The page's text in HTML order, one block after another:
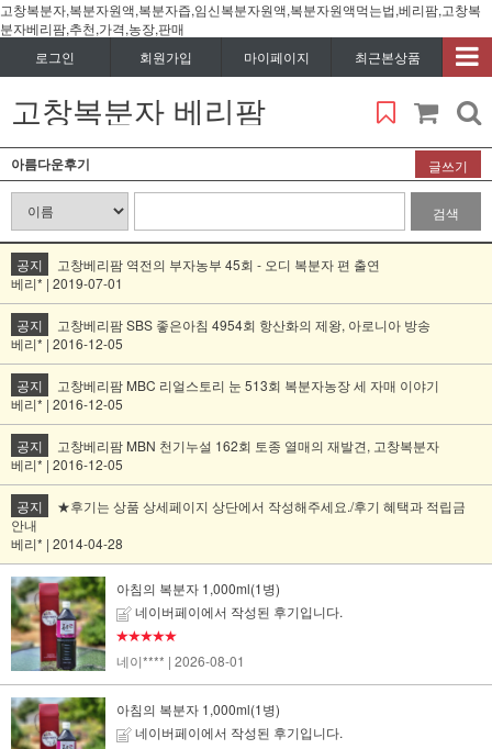
고창복분자,복분자원액,복분자즙,임신복분자원액,복분자원액먹는법,베리팜,고창복
분자베리팜,추천,가격,농장,판매
로그인
회원가입 마이페이지 최근본상품
고창복분자 베리팜
아름다운후기 글쓰기
검색
공지
고창베리팜 역전의 부자농부 45회 - 오디 복분자 편 출연
베리* | 2019-07-01
공지
고창베리팜 SBS 좋은아침 4954회 항산화의 제왕, 아로니아 방송
베리* | 2016-12-05
공지
고창베리팜 MBC 리얼스토리 눈 513회 복분자농장 세 자매 이야기
베리* | 2016-12-05
공지
고창베리팜 MBN 천기누설 162회 토종 열매의 재발견, 고창복분자
베리* | 2016-12-05
공지
★후기는 상품 상세페이지 상단에서 작성해주세요./후기 혜택과 적립금
안내
베리* | 2014-04-28
아침의 복분자 1,000ml(1병)
네이버페이에서 작성된 후기입니다.
★★★★★
네이**** | 2026-08-01
아침의 복분자 1,000ml(1병)
네이버페이에서 작성된 후기입니다.